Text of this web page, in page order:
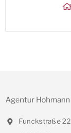
Agentur
Funckstraße 22